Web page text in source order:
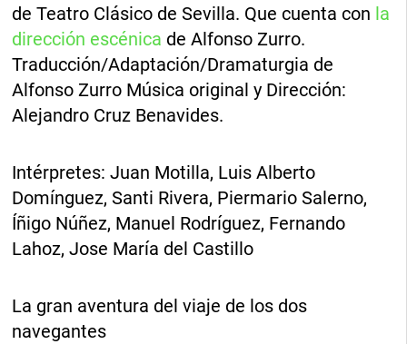
de Teatro Clásico de Sevilla. Que cuenta con la
dirección escénica de Alfonso Zurro.
Traducción/Adaptación/Dramaturgia de
Alfonso Zurro Música original y Dirección:
Alejandro Cruz Benavides.
Intérpretes: Juan Motilla, Luis Alberto
Domínguez, Santi Rivera, Piermario Salerno,
Íñigo Núñez, Manuel Rodríguez, Fernando
Lahoz, Jose María del Castillo
La gran aventura del viaje de los dos
navegantes